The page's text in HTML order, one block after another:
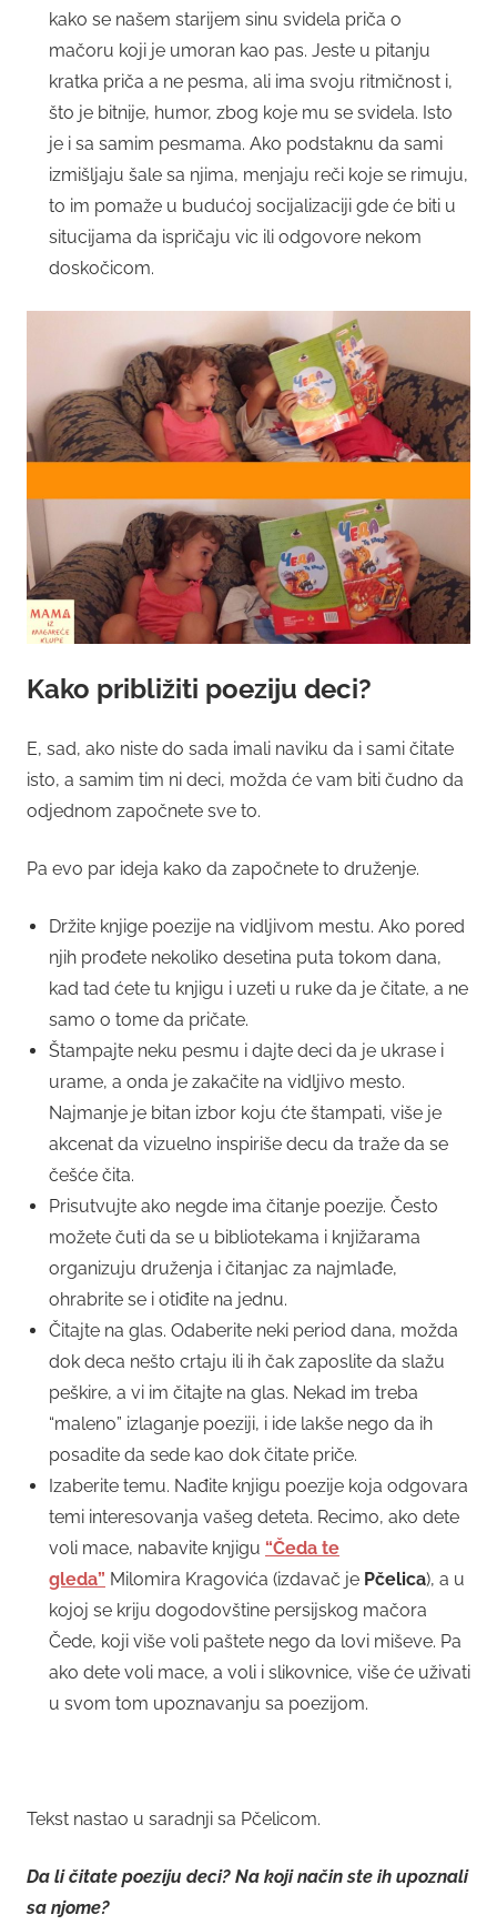
kako se našem starijem sinu svidela priča o
mačoru koji je umoran kao pas. Jeste u pitanju
kratka priča a ne pesma, ali ima svoju ritmičnost i,
što je bitnije, humor, zbog koje mu se svidela. Isto
je i sa samim pesmama. Ako podstaknu da sami
izmišljaju šale sa njima, menjaju reči koje se rimuju,
to im pomaže u budućoj socijalizaciji gde će biti u
situcijama da ispričaju vic ili odgovore nekom
doskočicom.
Kako približiti poeziju deci?
E, sad, ako niste do sada imali naviku da i sami čitate
isto, a samim tim ni deci, možda će vam biti čudno da
odjednom započnete sve to.
Pa evo par ideja kako da započnete to druženje.
Držite knjige poezije na vidljivom mestu. Ako pored
njih prođete nekoliko desetina puta tokom dana,
kad tad ćete tu knjigu i uzeti u ruke da je čitate, a ne
samo o tome da pričate.
Štampajte neku pesmu i dajte deci da je ukrase i
urame, a onda je zakačite na vidljivo mesto.
Najmanje je bitan izbor koju ćte štampati, više je
akcenat da vizuelno inspiriše decu da traže da se
češće čita.
Prisutvujte ako negde ima čitanje poezije. Često
možete čuti da se u bibliotekama i knjižarama
organizuju druženja i čitanjac za najmlađe,
ohrabrite se i otiđite na jednu.
Čitajte na glas. Odaberite neki period dana, možda
dok deca nešto crtaju ili ih čak zaposlite da slažu
peškire, a vi im čitajte na glas. Nekad im treba
“maleno” izlaganje poeziji, i ide lakše nego da ih
posadite da sede kao dok čitate priče.
Izaberite temu. Nađite knjigu poezije koja odgovara
temi interesovanja vašeg deteta. Recimo, ako dete
voli mace, nabavite knjigu “Čeda te
gleda” Milomira Kragovića (izdavač je Pčelica), a u
kojoj se kriju dogodovštine persijskog mačora
Čede, koji više voli paštete nego da lovi miševe. Pa
ako dete voli mace, a voli i slikovnice, više će uživati
u svom tom upoznavanju sa poezijom.
Tekst nastao u saradnji sa Pčelicom.
Da li čitate poeziju deci? Na koji način ste ih upoznali
sa njome?